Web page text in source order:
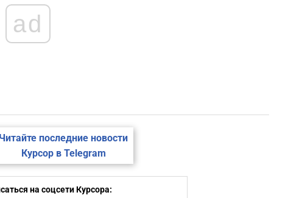
ad
Читайте последние новости
Курсор в Telegram
на соцсети Курсора: